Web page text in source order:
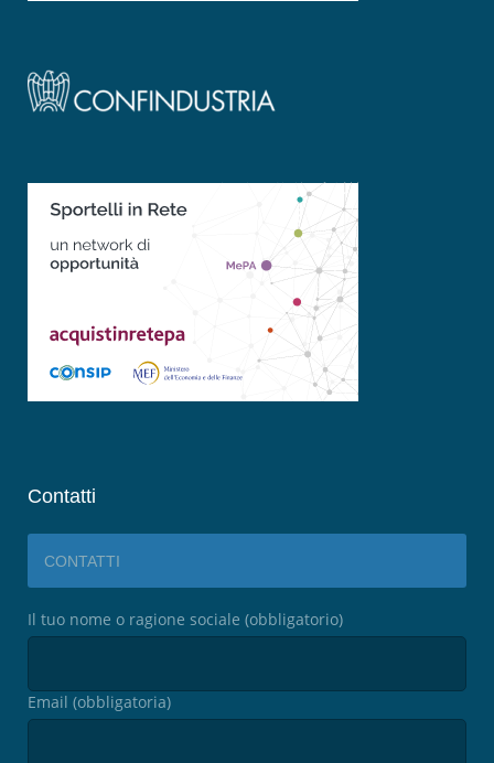
Contatti
CONTATTI
Il tuo nome o ragione sociale (obbligatorio)
Email (obbligatoria)